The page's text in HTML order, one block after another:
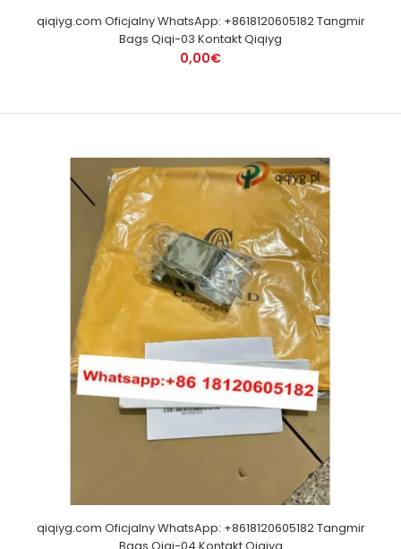
qiqiyg.com Oficjalny WhatsApp: +8618120605182 Tangmir
Bags Qiqi-03 Kontakt Qiqiyg
0,00€
qiqiyg.com Oficjalny WhatsApp: +8618120605182 Tangmir